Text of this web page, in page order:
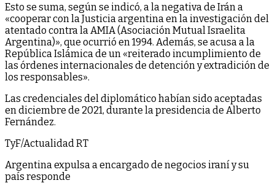
Esto se suma, según se indicó, a la negativa de Irán a
«cooperar con la Justicia argentina en la investigación del
atentado contra la AMIA (Asociación Mutual Israelita
Argentina)», que ocurrió en 1994. Además, se acusa a la
República Islámica de un «reiterado incumplimiento de
las órdenes internacionales de detención y extradición de
los responsables».
Las credenciales del diplomático habían sido aceptadas
en diciembre de 2021, durante la presidencia de Alberto
Fernández.
TyF/Actualidad RT
Argentina expulsa a encargado de negocios iraní y su
país responde